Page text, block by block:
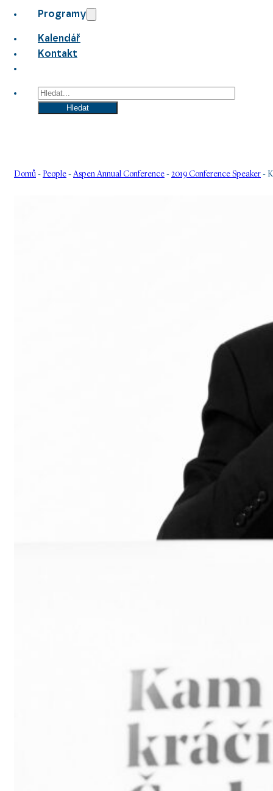
Programy
Kalendář
Kontakt
Hledat
Hledat
Domů - People - Aspen Annual Conference - 2019 Conference Speaker -